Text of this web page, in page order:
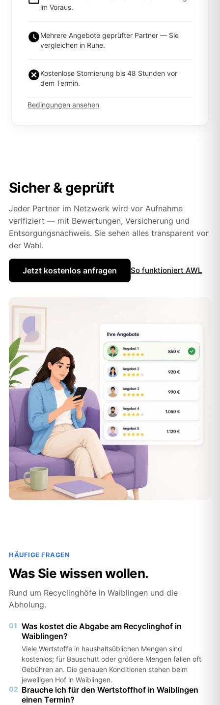
im Voraus.
Mehrere Angebote geprüfter Partner — Sie
vergleichen in Ruhe.
Kostenlose Stornierung bis 48 Stunden vor
dem Termin.
Bedingungen ansehen
Sicher & geprüft
Jeder Partner im Netzwerk wird vor Aufnahme
verifiziert — mit Bewertungen, Versicherung und
Entsorgungsnachweis. Sie sehen alles transparent vor
der Wahl.
Jetzt kostenlos anfragen So funktioniert AWL
HÄUFIGE FRAGEN
Was Sie wissen wollen.
Rund um Recyclinghöfe in Waiblingen und die
Abholung.
01 Was kostet die Abgabe am Recyclinghof in
Waiblingen?
Viele Wertstoffe in haushaltsüblichen Mengen sind
kostenlos; für Bauschutt oder größere Mengen fallen oft
Gebühren an. Die genauen Konditionen stehen beim
jeweiligen Hof in Waiblingen.
02 Brauche ich für den Wertstoffhof in Waiblingen
einen Termin?